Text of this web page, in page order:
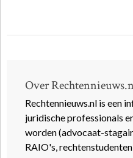
Over
Rechtennieuws.nl is een
juridische professionals
worden (advocaat-
RAIO's,